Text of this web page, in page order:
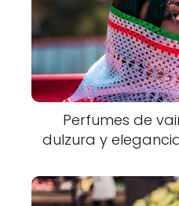
Perfumes de
dulzura y